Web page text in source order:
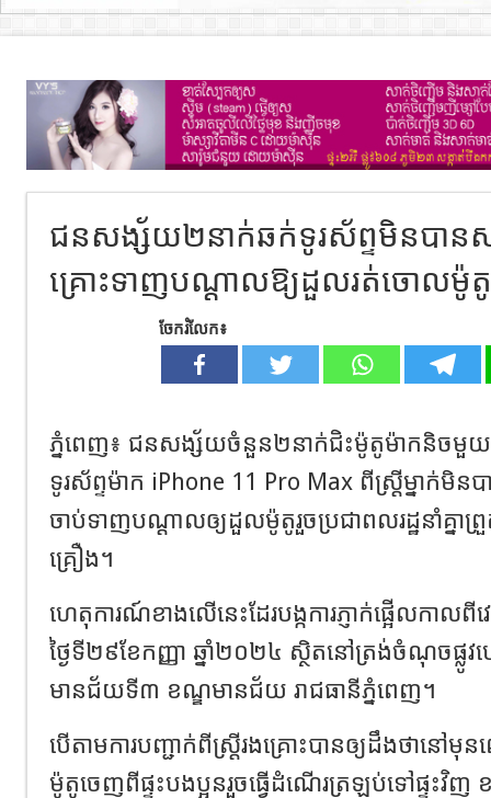
ជនសង្ស័យ២នាក់ឆក់ទូរស័ព្ទមិនបានស
គ្រោះទាញបណ្ដាលឱ្យដួលរត់ចោលម៉ូ
ចែករំលែក៖
ភ្នំពេញ៖ ជនសង្ស័យចំនួន២នាក់ជិះម៉ូតូម៉ាកនិចមួយគ្
ទូរស័ព្ទម៉ាក iPhone 11 Pro Max ពីស្ត្រីម្នាក់មិនប
ចាប់ទាញបណ្ដាលឲ្យដួលម៉ូតូរួចប្រជាពលរដ្ឋនាំគ្ន
គ្រឿង។
ហេតុការណ៍ខាងលើនេះដែរបង្កការភ្ញាក់ផ្អើលកា
ថ្ងៃទី២៩ខែកញ្ញា ឆ្នាំ២០២៤ ស្ថិតនៅត្រង់ចំណុចផ្លូ
មានជ័យទី៣ ខណ្ឌមានជ័យ រាជធានីភ្នំពេញ។
បើតាមការបញ្ជាក់ពីស្ត្រីរងគ្រោះបានឲ្យដឹងថានៅមុ
ម៉ូតូចេញពីផ្ទះបងប្អូនរួចធ្វើដំណើរត្រឡប់ទៅផ្ទ